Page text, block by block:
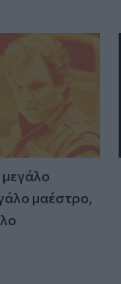
μεγάλο
μαέστρο,